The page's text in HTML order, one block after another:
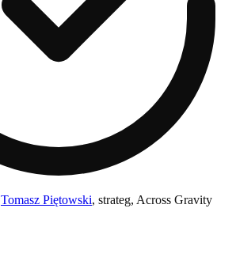
Tomasz Piętowski, strateg, Across Gravity